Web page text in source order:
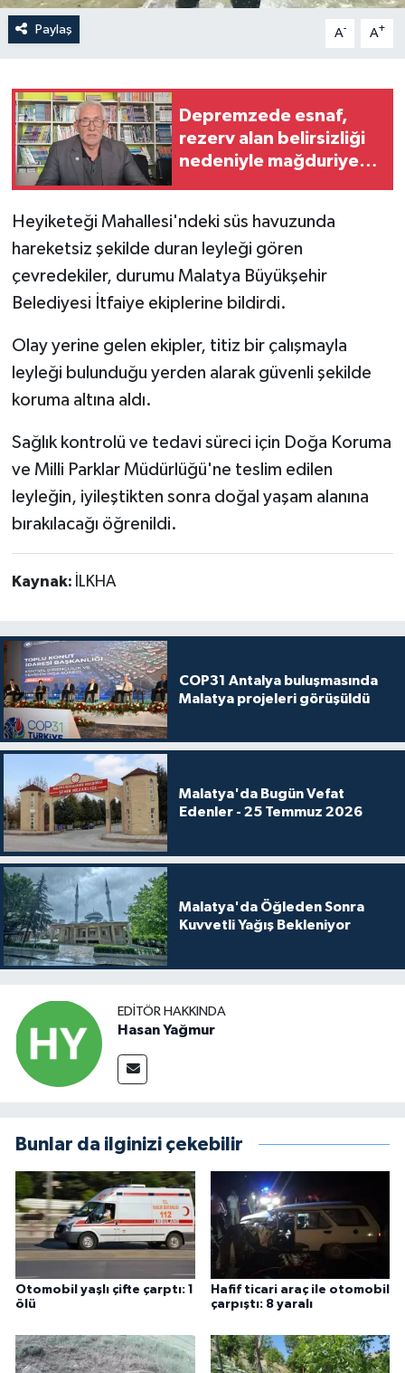
Paylaş A- A+
Depremzede esnaf,
rezerv alan belirsizliği
nedeniyle mağduriyet
Heyiketeği Mahallesi'ndeki süs havuzunda
hareketsiz şekilde duran leyleği gören
çevredekiler, durumu Malatya Büyükşehir
Belediyesi İtfaiye ekiplerine bildirdi.
Olay yerine gelen ekipler, titiz bir çalışmayla
leyleği bulunduğu yerden alarak güvenli şekilde
koruma altına aldı.
Sağlık kontrolü ve tedavi süreci için Doğa Koruma
ve Milli Parklar Müdürlüğü'ne teslim edilen
leyleğin, iyileştikten sonra doğal yaşam alanına
bırakılacağı öğrenildi.
Kaynak: İLKHA
COP31 Antalya buluşmasında
Malatya projeleri görüşüldü
Malatya'da Bugün Vefat
Edenler - 25 Temmuz 2026
Malatya'da Öğleden Sonra
Kuvvetli Yağış Bekleniyor
EDITÖR HAKKINDA
Hasan Yağmur
Bunlar da ilginizi çekebilir
Otomobil yaşlı çifte çarptı: 1
ölü
Hafif ticari araç ile otomobil
çarpıştı: 8 yaralı